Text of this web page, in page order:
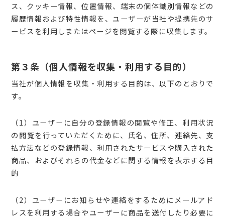
ス、クッキー情報、位置情報、端末の個体識別情報などの
履歴情報および特性情報を、ユーザーが当社や提携先のサ
ービスを利用しまたはページを閲覧する際に収集します。
第３条（個人情報を収集・利用する目的）
当社が個人情報を収集・利用する目的は、以下のとおりで
す。
（1）ユーザーに自分の登録情報の閲覧や修正、利用状況
の閲覧を行っていただくために、氏名、住所、連絡先、支
払方法などの登録情報、利用されたサービスや購入された
商品、およびそれらの代金などに関する情報を表示する目
的
（2）ユーザーにお知らせや連絡をするためにメールアド
レスを利用する場合やユーザーに商品を送付したり必要に